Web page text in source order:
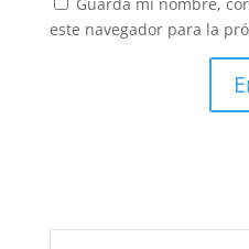
este navegador para la